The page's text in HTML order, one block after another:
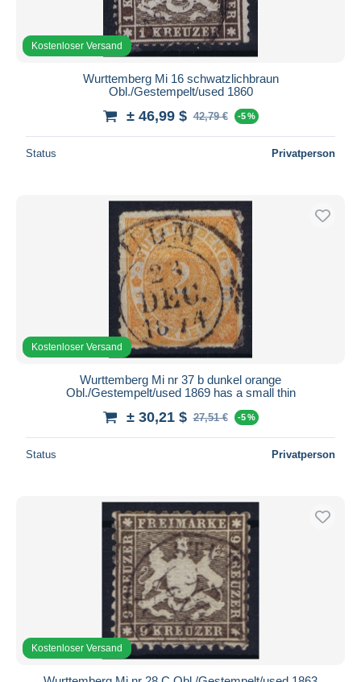
Kostenloser Versand
Wurttemberg Mi 16 schwatzlichbraun
Obl./Gestempelt/used 1860
± 46,99 $ 42,79 € -5 %
Status Privatperson
Kostenloser Versand
Wurttemberg Mi nr 37 b dunkel orange
Obl./Gestempelt/used 1869 has a small thin
± 30,21 $ 27,51 € -5 %
Status Privatperson
Kostenloser Versand